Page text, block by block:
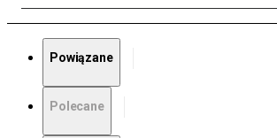
Powiązane
Polecane